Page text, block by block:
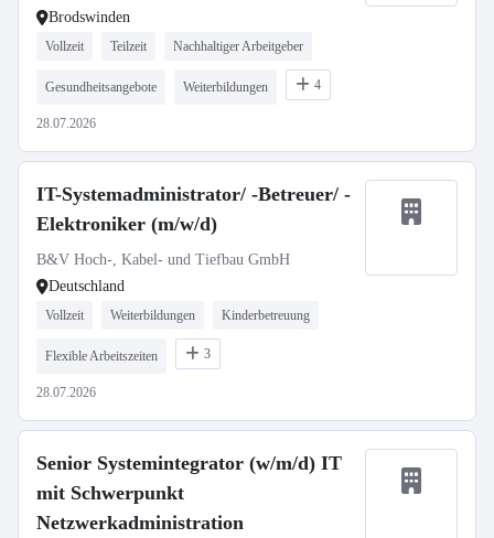
Brodswinden
Vollzeit Teilzeit Nachhaltiger Arbeitgeber
Gesundheitsangebote Weiterbildungen 4
28.07.2026
IT-Systemadministrator/ -Betreuer/ -
Elektroniker (m/w/d)
B&V Hoch-, Kabel- und Tiefbau GmbH
Deutschland
Vollzeit Weiterbildungen Kinderbetreuung
Flexible Arbeitszeiten 3
28.07.2026
Senior Systemintegrator (w/m/d) IT
mit Schwerpunkt
Netzwerkadministration